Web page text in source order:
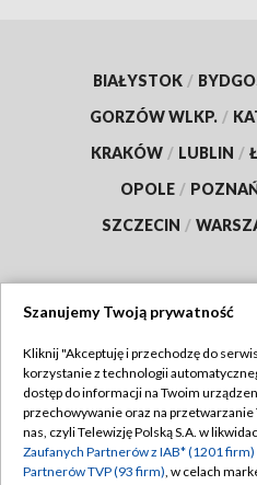
BIAŁYSTOK /
GORZÓW WLKP. /
KRAKÓW / LUBLIN /
OPOLE /
SZCZECIN /
Abonament TVP
Emisja w TVP
Polityka
Szanujemy Twoją prywatność
Kliknij "Akceptuję i przechodzę do
korzystanie z technologii
dostęp do informacji na Twoim
przechowywanie oraz na
nas, czyli Telewizję Polską S.A. w
Zaufanych Partnerów z IAB* (1201 firm)
Partnerów TVP (93 firm), w celach